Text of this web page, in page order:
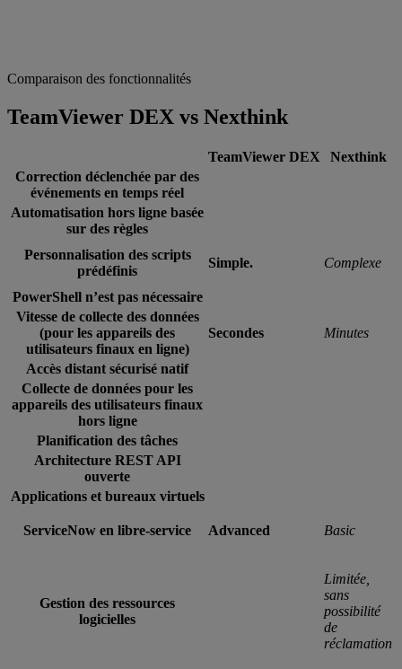
Comparaison des fonctionnalités
TeamViewer DEX vs Nexthink
TeamViewer DEX
Nexthink
Correction déclenchée par des
événements en temps réel
Automatisation hors ligne basée
sur des règles
Personnalisation des scripts
prédéfinis
Simple. Complexe
PowerShell n’est pas nécessaire
Vitesse de collecte des données
(pour les appareils des
utilisateurs finaux en ligne)
Secondes Minutes
Accès distant sécurisé natif
Collecte de données pour les
appareils des utilisateurs finaux
hors ligne
Planification des tâches
Architecture REST API
ouverte
Applications et bureaux virtuels
ServiceNow en libre-service Advanced Basic
Gestion des ressources
logicielles
Limitée,
sans
possibilité
de
réclamation